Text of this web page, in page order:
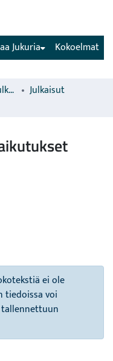
Kokoelmat
Jukuria
Luonnonvarakeskuksen julkaisut
Julkaisut
ei ole
tiedoissa voi